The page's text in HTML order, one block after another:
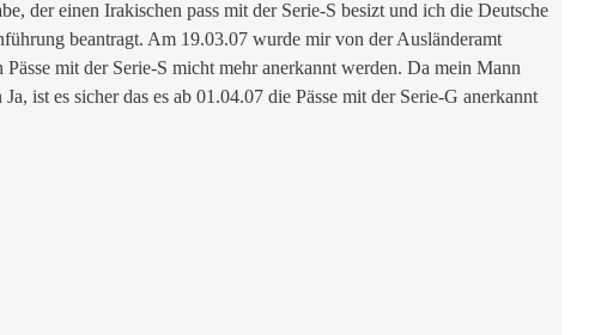
der einen Irakischen pass mit der Serie-S besizt und ich die Deutsche
beantragt. Am 19.03.07 wurde mir von der Ausländeramt
mit der Serie-S micht mehr anerkannt werden. Da mein Mann
ist es sicher das es ab 01.04.07 die Pässe mit der Serie-G anerkannt